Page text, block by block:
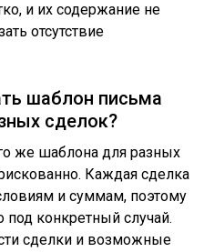
и их содержание не
отсутствие
шаблон письма
сделок?
же шаблона для разных
Каждая сделка
и суммам, поэтому
конкретный случай.
сделки и возможные